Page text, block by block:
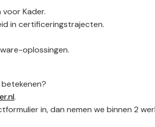
Kader.
in certificeringstrajecten.
oplossingen.
.
in, dan nemen we binnen 2